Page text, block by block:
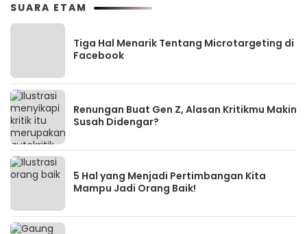
SUARA ETAM
Tiga Hal Menarik Tentang Microtargeting di
Facebook
Renungan Buat Gen Z, Alasan Kritikmu Makin
Susah Didengar?
5 Hal yang Menjadi Pertimbangan Kita
Mampu Jadi Orang Baik!